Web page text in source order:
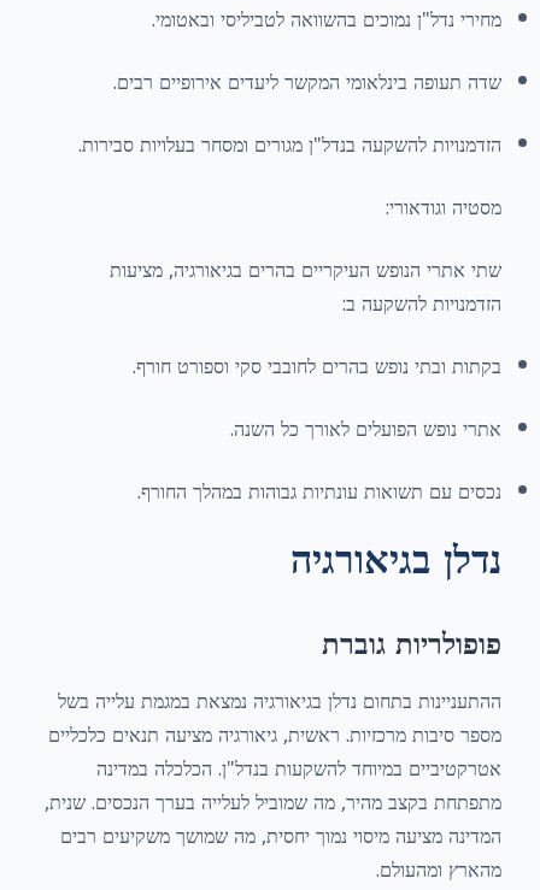
מחירי נדל"ן נמוכים בהשוואה לטביליסי ובאטומי.
שדה תעופה בינלאומי המקשר ליעדים אירופיים רבים.
הזדמנויות להשקעה בנדל"ן מגורים ומסחר בעלויות סבירות.
מסטיה וגודאורי:
שתי אתרי הנופש העיקריים בהרים בגיאורגיה, מציעות
הזדמנויות להשקעה ב:
בקתות ובתי נופש בהרים לחובבי סקי וספורט חורף.
אתרי נופש הפועלים לאורך כל השנה.
נכסים עם תשואות עונתיות גבוהות במהלך החורף.
נדלן בגיאורגיה
פופולריות גוברת
ההתעניינות בתחום נדלן בגיאורגיה נמצאת במגמת עלייה בשל
מספר סיבות מרכזיות. ראשית, גיאורגיה מציעה תנאים כלכליים
אטרקטיביים במיוחד להשקעות בנדל"ן. הכלכלה במדינה
מתפתחת בקצב מהיר, מה שמוביל לעלייה בערך הנכסים. שנית,
המדינה מציעה מיסוי נמוך יחסית, מה שמושך משקיעים רבים
מהארץ ומהעולם.